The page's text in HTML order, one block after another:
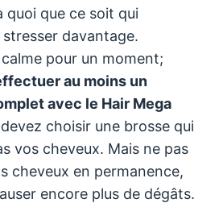
quoi que ce soit qui
davantage.
pour un moment;
au moins un
avec le Hair Mega
choisir une brosse qui
vos cheveux. Mais ne pas
cheveux en permanence,
encore plus de dégâts.